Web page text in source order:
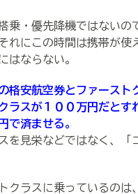
乗・優先降機ではないの
れにこの時間は携帯が
はならない。
格安航空券とファース
ラスが１００万円だと
で済ませる。
を見栄などではなく、
クラスに乗っているのは